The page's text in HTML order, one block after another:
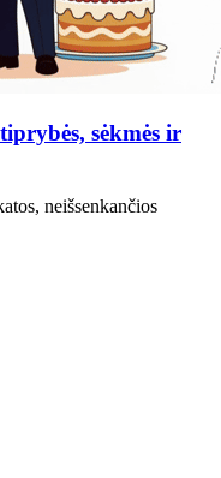
sėkmės ir
neišsenkančios